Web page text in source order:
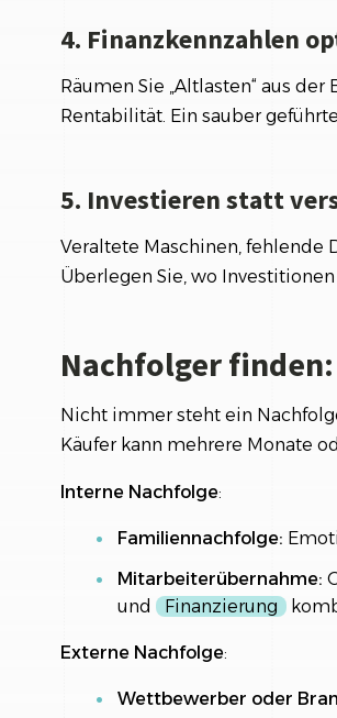
4. Finanzkennzahlen
Räumen Sie „Altlasten“ aus
Rentabilität. Ein sauber
5. Investieren statt
Veraltete Maschinen, fehlende
Überlegen Sie, wo
Nachfolger
Nicht immer steht ein
Käufer kann mehrere Monate
Interne Nachfolge:
Familiennachfolge:
Mitarbeiterübernahme:
und
Finanzierung
Externe Nachfolge:
Wettbewerber oder